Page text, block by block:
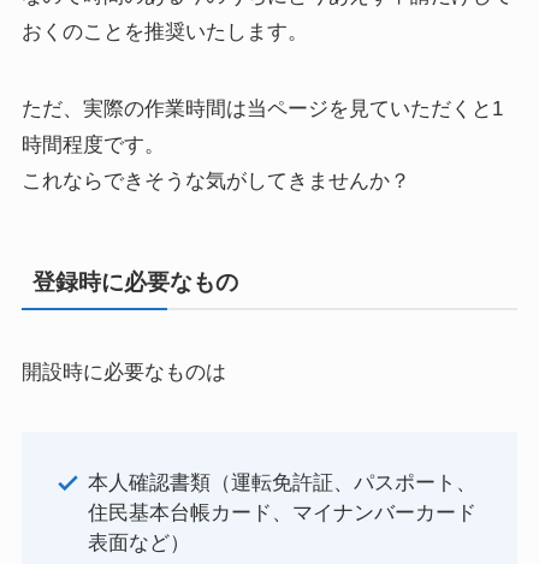
おくのことを推奨いたします。
ただ、実際の作業時間は当ページを見ていただくと1
時間程度です。
これならできそうな気がしてきませんか？
登録時に必要なもの
開設時に必要なものは
本人確認書類（運転免許証、パスポート、
住民基本台帳カード、マイナンバーカード
表面など）